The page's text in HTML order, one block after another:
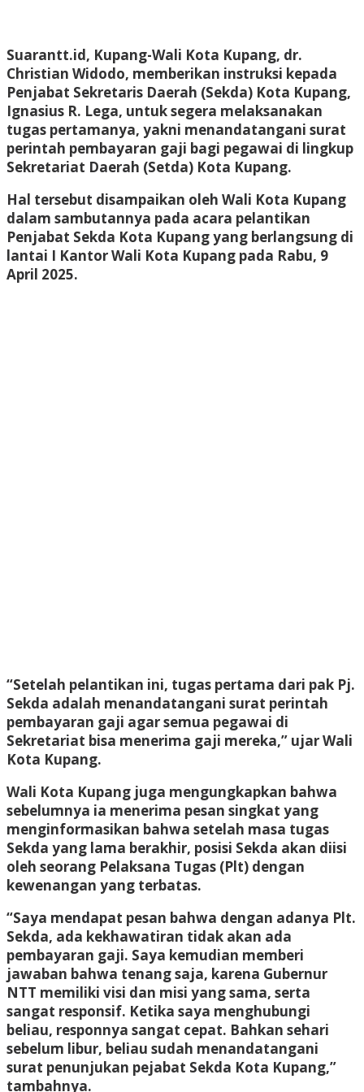
Suarantt.id, Kupang-Wali Kota Kupang, dr.
Christian Widodo, memberikan instruksi kepada
Penjabat Sekretaris Daerah (Sekda) Kota Kupang,
Ignasius R. Lega, untuk segera melaksanakan
tugas pertamanya, yakni menandatangani surat
perintah pembayaran gaji bagi pegawai di lingkup
Sekretariat Daerah (Setda) Kota Kupang.
Hal tersebut disampaikan oleh Wali Kota Kupang
dalam sambutannya pada acara pelantikan
Penjabat Sekda Kota Kupang yang berlangsung di
lantai I Kantor Wali Kota Kupang pada Rabu, 9
April 2025.
“Setelah pelantikan ini, tugas pertama dari pak Pj.
Sekda adalah menandatangani surat perintah
pembayaran gaji agar semua pegawai di
Sekretariat bisa menerima gaji mereka,” ujar Wali
Kota Kupang.
Wali Kota Kupang juga mengungkapkan bahwa
sebelumnya ia menerima pesan singkat yang
menginformasikan bahwa setelah masa tugas
Sekda yang lama berakhir, posisi Sekda akan diisi
oleh seorang Pelaksana Tugas (Plt) dengan
kewenangan yang terbatas.
“Saya mendapat pesan bahwa dengan adanya Plt.
Sekda, ada kekhawatiran tidak akan ada
pembayaran gaji. Saya kemudian memberi
jawaban bahwa tenang saja, karena Gubernur
NTT memiliki visi dan misi yang sama, serta
sangat responsif. Ketika saya menghubungi
beliau, responnya sangat cepat. Bahkan sehari
sebelum libur, beliau sudah menandatangani
surat penunjukan pejabat Sekda Kota Kupang,”
tambahnya.